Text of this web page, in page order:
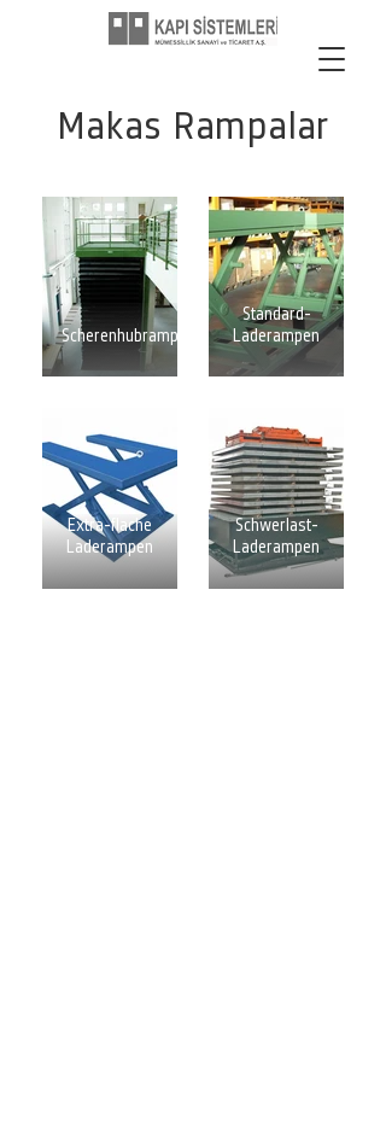
Makas Rampalar
Scherenhubrampen
Standard-
Laderampen
Extra-flache
Laderampen
Schwerlast-
Laderampen